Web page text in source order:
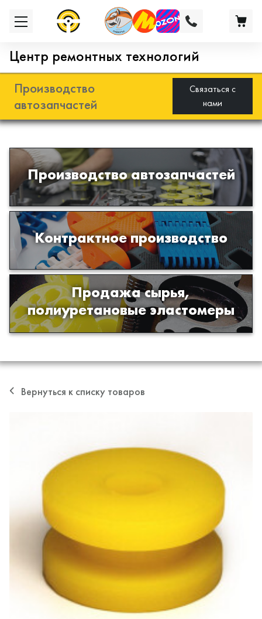
Центр ремонтных технологий
Производство
автозапчастей
Связаться с
нами
Производство автозапчастей
Разработка и производство деталей
из эластомеров для подвески
автомобиля
Контрактное производство
Производство изделий из пластиков
и полимеров по образцам либо
чертежам заказчика
Продажа сырья,
полиуретановые эластомеры
Продажа сырья для производства
изделий из полиуретана
Вернуться к списку товаров